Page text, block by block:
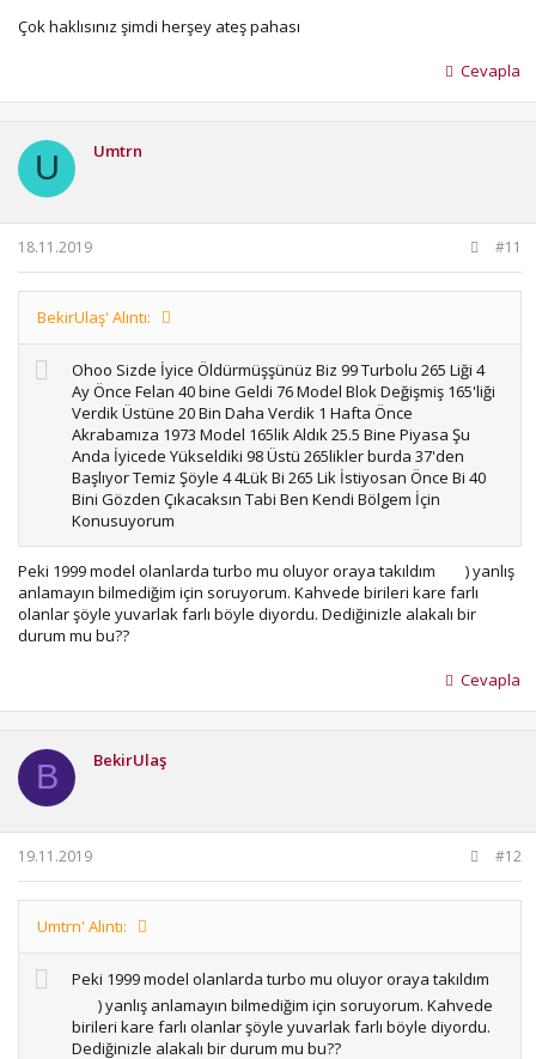
Çok haklısınız şimdi herşey ateş pahası
Cevapla
U Umtrn
18.11.2019 #11
BekirUlaş' Alıntı:
Ohoo Sizde İyice Öldürmüşşünüz Biz 99 Turbolu 265 Liği 4
Ay Önce Felan 40 bine Geldi 76 Model Blok Değişmiş 165'liği
Verdik Üstüne 20 Bin Daha Verdik 1 Hafta Önce
Akrabamıza 1973 Model 165lik Aldık 25.5 Bine Piyasa Şu
Anda İyicede Yükseldiki 98 Üstü 265likler burda 37'den
Başlıyor Temiz Şöyle 4 4Lük Bi 265 Lik İstiyosan Önce Bi 40
Bini Gözden Çıkacaksın Tabi Ben Kendi Bölgem İçin
Konusuyorum
Peki 1999 model olanlarda turbo mu oluyor oraya takıldım
) yanlış
anlamayın bilmediğim için soruyorum. Kahvede birileri kare farlı
olanlar şöyle yuvarlak farlı böyle diyordu. Dediğinizle alakalı bir
durum mu bu??
Cevapla
B BekirUlaş
19.11.2019 #12
Umtrn' Alıntı:
Peki 1999 model olanlarda turbo mu oluyor oraya takıldım
) yanlış anlamayın bilmediğim için soruyorum. Kahvede
birileri kare farlı olanlar şöyle yuvarlak farlı böyle diyordu.
Dediğinizle alakalı bir durum mu bu??